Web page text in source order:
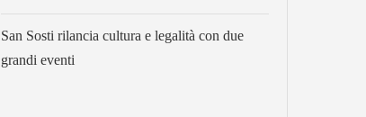
San Sosti rilancia cultura e legalità con due
grandi eventi